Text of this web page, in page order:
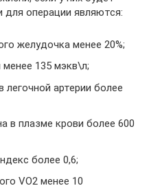
для операции являются:
желудочка менее 20%;
135 мэкв\л;
легочной артерии более
в плазме крови более 600
более 0,6;
VO2 менее 10